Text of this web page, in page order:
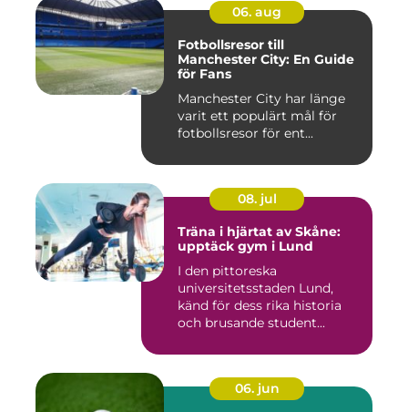
06. aug
Fotbollsresor till
Manchester City: En Guide
för Fans
Manchester City har länge
varit ett populärt mål för
fotbollsresor för ent...
08. jul
Träna i hjärtat av Skåne:
upptäck gym i Lund
I den pittoreska
universitetsstaden Lund,
känd för dess rika historia
och brusande student...
06. jun